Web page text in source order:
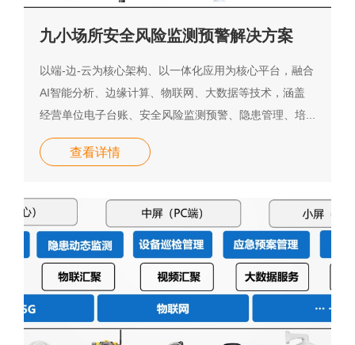
九小场所安全风险监测预警解决方案
以端-边-云为核心架构、以一体化应用为核心平台，融合
AI智能分析、边缘计算、物联网、大数据等技术，涵盖
经营单位电子台账、安全风险监测预警、隐患管理、培...
查看详情